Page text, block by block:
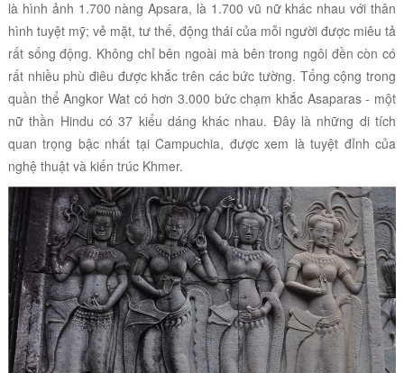
là hình ảnh 1.700 nàng Apsara, là 1.700 vũ nữ khác nhau với thân
hình tuyệt mỹ; vẻ mặt, tư thế, động thái của mỗi người được miêu tả
rất sống động. Không chỉ bên ngoài mà bên trong ngôi đền còn có
rất nhiều phù điêu được khắc trên các bức tường. Tổng cộng trong
quần thể Angkor Wat có hơn 3.000 bức chạm khắc Asaparas - một
nữ thần Hindu có 37 kiểu dáng khác nhau. Đây là những di tích
quan trọng bậc nhất tại Campuchia, được xem là tuyệt đỉnh của
nghệ thuật và kiến trúc Khmer.